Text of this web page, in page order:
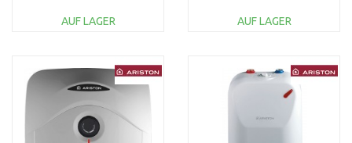
AUF LAGER
Vergleichen
AUF LAGER
Vergleichen